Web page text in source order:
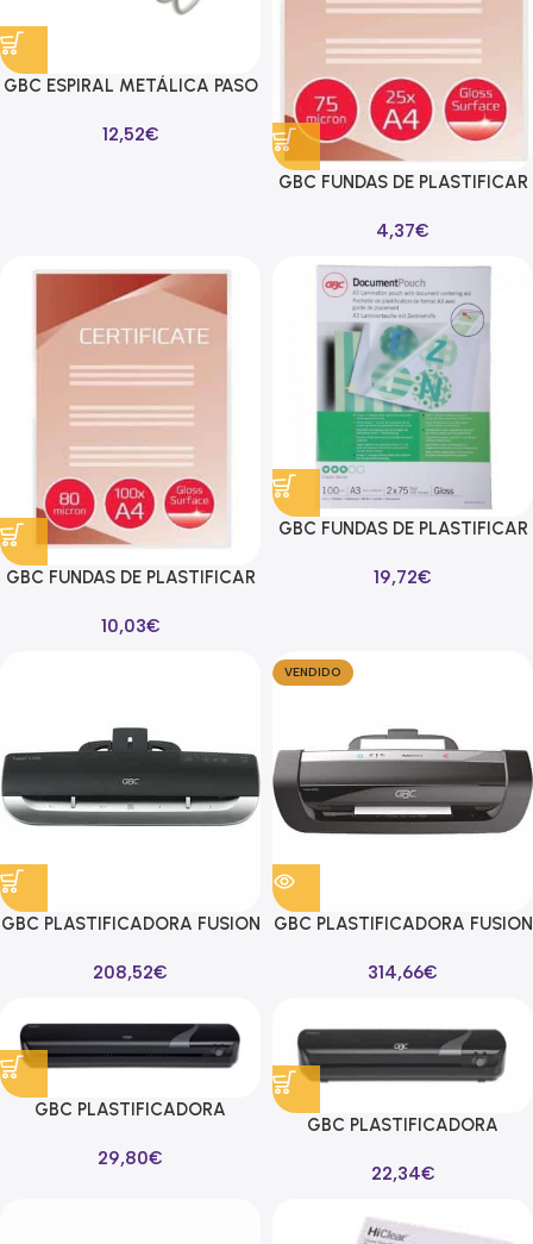
GBC ESPIRAL METÁLICA PASO
12,52€
GBC FUNDAS DE PLASTIFICAR
4,37€
GBC FUNDAS DE PLASTIFICAR
PACK 100U-
10,03€
GBC FUNDAS DE PLASTIFICAR
PACK 100U-
19,72€
GBC PLASTIFICADORA FUSION
208,52€
VENDIDO
GBC PLASTIFICADORA FUSION
314,66€
GBC PLASTIFICADORA
29,80€
GBC PLASTIFICADORA
22,34€